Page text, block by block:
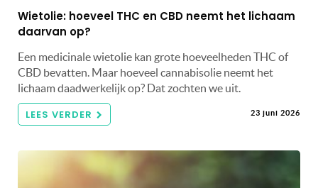
Wietolie: hoeveel THC en CBD neemt het lichaam
daarvan op?
Een medicinale wietolie kan grote hoeveelheden THC of
CBD bevatten. Maar hoeveel cannabisolie neemt het
lichaam daadwerkelijk op? Dat zochten we uit.
LEES VERDER 23 juni 2026